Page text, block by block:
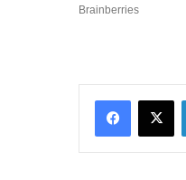
Facebook
X